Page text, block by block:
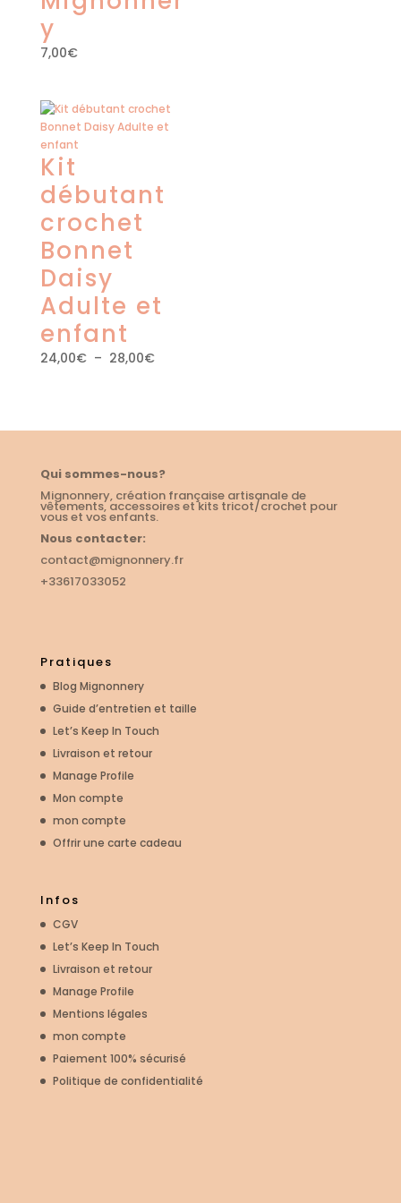
y
7,00€
Kit
débutant
crochet
Bonnet
Daisy
Adulte et
enfant
24,00€ – 28,00€Plage
Qui sommes-nous?
Mignonnery, création française artisanale de
vêtements, accessoires et kits tricot/crochet pour
vous et vos enfants.
Nous contacter:
contact@mignonnery.fr
+33617033052
Pratiques
Blog Mignonnery
Guide d’entretien et taille
Let’s Keep In Touch
Livraison et retour
Manage Profile
Mon compte
mon compte
Offrir une carte cadeau
Infos
CGV
Let’s Keep In Touch
Livraison et retour
Manage Profile
Mentions légales
mon compte
Paiement 100% sécurisé
Politique de confidentialité